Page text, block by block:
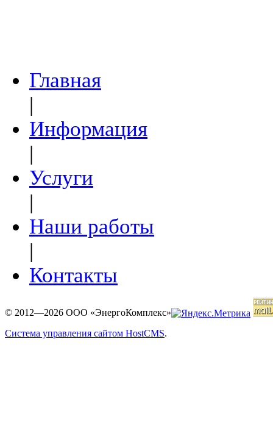
Главная
|
Информация
|
Услуги
|
Наши работы
|
Контакты
© 2012—2026 ООО «ЭнергоКомплекс»
Система управления сайтом HostCMS.